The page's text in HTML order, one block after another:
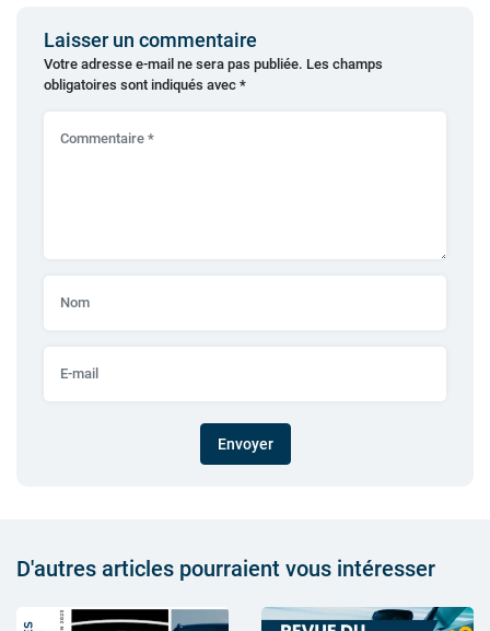
Laisser un commentaire
Votre adresse e-mail ne sera pas publiée. Les champs
obligatoires sont indiqués avec *
Envoyer
D'autres articles pourraient vous intéresser